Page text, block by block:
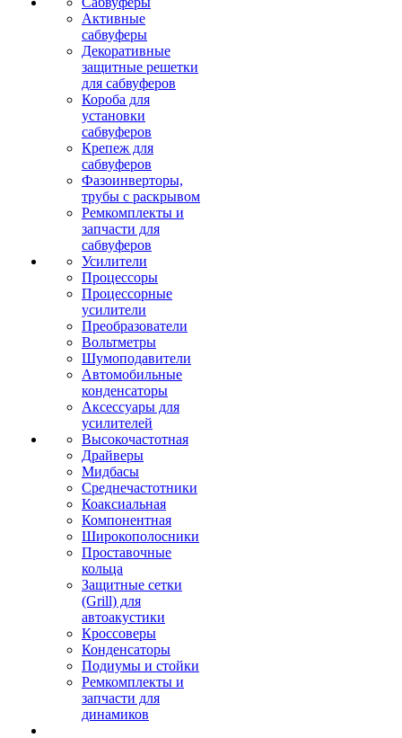
Активные
сабвуферы
Декоративные
защитные решетки
для сабвуферов
Короба для
установки
сабвуферов
Крепеж для
сабвуферов
Фазоинверторы,
трубы с раскрывом
Ремкомплекты и
запчасти для
сабвуферов
Усилители
Процессоры
Процессорные
усилители
Преобразователи
Вольтметры
Шумоподавители
Автомобильные
конденсаторы
Аксессуары для
усилителей
Высокочастотная
Драйверы
Мидбасы
Среднечастотники
Коаксиальная
Компонентная
Широкополосники
Проставочные
кольца
Защитные сетки
(Grill) для
автоакустики
Кроссоверы
Конденсаторы
Подиумы и стойки
Ремкомплекты и
запчасти для
динамиков